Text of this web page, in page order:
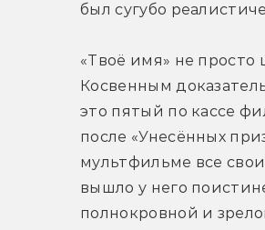
был сугубо
«Твоё имя» не
Косвенным
это пятый по кассе
после «Унесённых
мультфильме все
вышло у него
полнокровной и